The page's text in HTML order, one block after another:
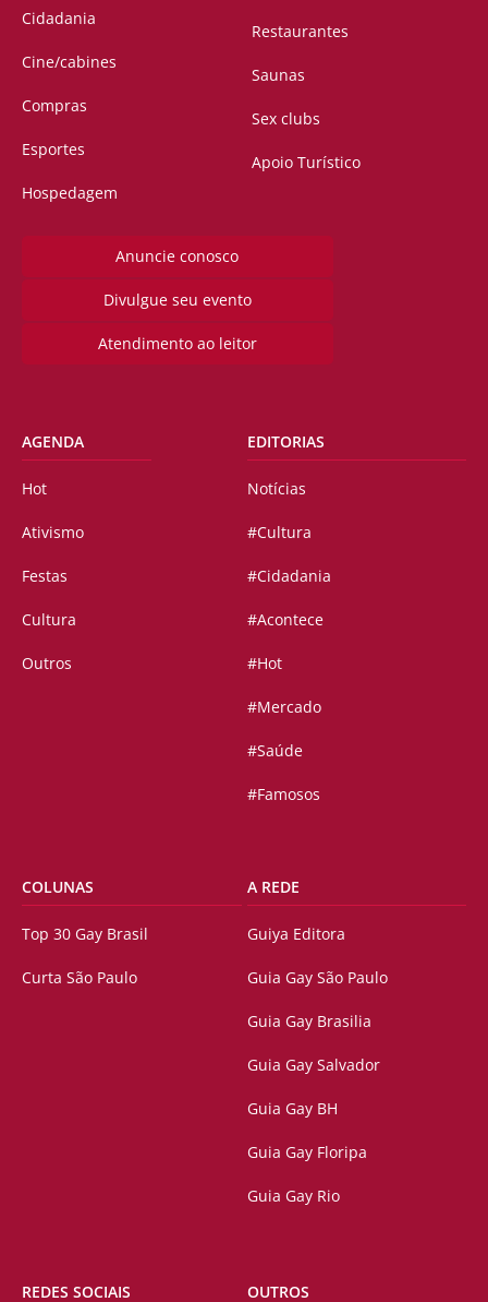
Cidadania
Cine/cabines
Compras
Esportes
Hospedagem
Restaurantes
Saunas
Sex clubs
Apoio Turístico
Anuncie conosco
Divulgue seu evento
Atendimento ao leitor
AGENDA
Hot
Ativismo
Festas
Cultura
Outros
EDITORIAS
Notícias
#Cultura
#Cidadania
#Acontece
#Hot
#Mercado
#Saúde
#Famosos
COLUNAS
Top 30 Gay Brasil
Curta São Paulo
A REDE
Guiya Editora
Guia Gay São Paulo
Guia Gay Brasilia
Guia Gay Salvador
Guia Gay BH
Guia Gay Floripa
Guia Gay Rio
REDES SOCIAIS OUTROS